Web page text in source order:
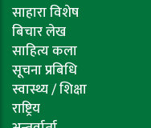
साहारा विशेष
बिचार लेख
साहित्य कला
सूचना प्रबिधि
स्वास्थ्य / शिक्षा
राष्ट्रिय